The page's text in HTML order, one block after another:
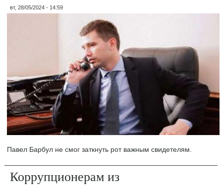
вт, 28/05/2024 - 14:59
Павел Барбул не смог заткнуть рот важным свидетелям.
Коррупционерам из